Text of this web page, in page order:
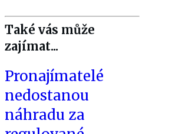
Také vás může
zajímat...
Pronajímatelé
nedostanou
náhradu za